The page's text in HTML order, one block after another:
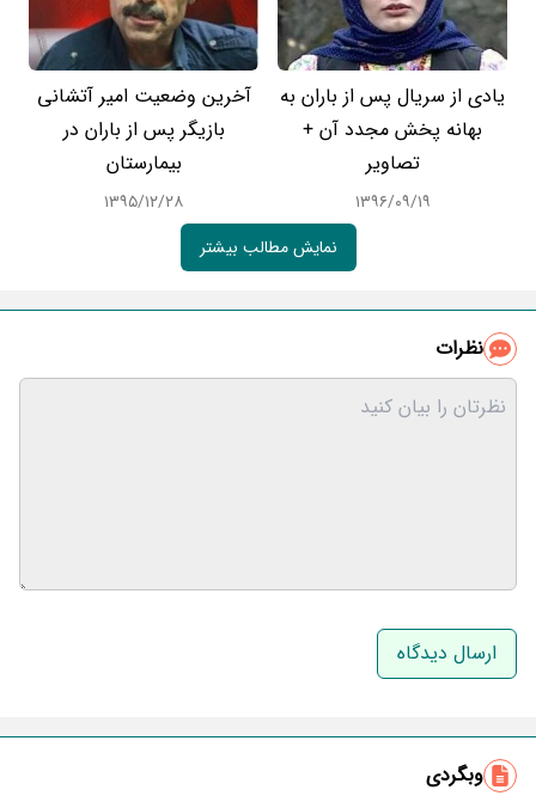
یادی از سریال پس از باران به
بهانه پخش مجدد آن +
تصاویر
۱۳۹۶/۰۹/۱۹
آخرین وضعیت امیر آتشانی
بازیگر پس از باران در
بیمارستان
۱۳۹۵/۱۲/۲۸
نمایش مطالب بیشتر
نظرات
نام و نام خانوادگی
وبگردی